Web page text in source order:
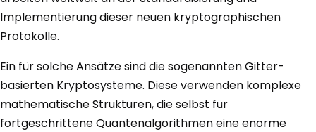
Implementierung dieser neuen kryptographischen
Protokolle.
Ein für solche Ansätze sind die sogenannten Gitter-
basierten Kryptosysteme. Diese verwenden komplexe
mathematische Strukturen, die selbst für
fortgeschrittene Quantenalgorithmen eine enorme